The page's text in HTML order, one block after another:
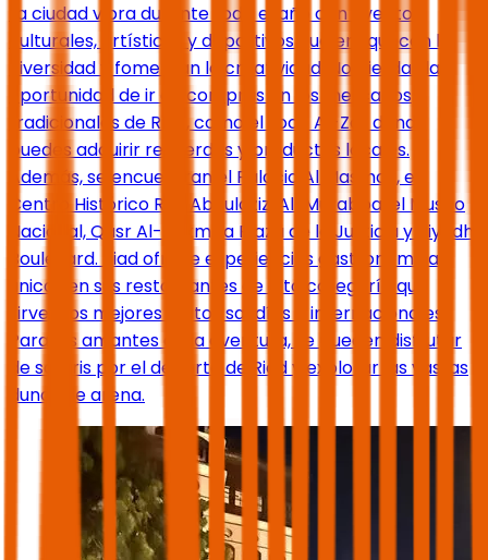
La ciudad vibra durante todo el año con eventos
culturales, artísticos y deportivos que enriquecen la
diversidad y fomentan la creatividad. No pierdas la
oportunidad de ir de compras en los mercados
tradicionales de Riad, como el zoco Al-Zal, donde
puedes adquirir recuerdos y productos locales.
Además, se encuentran el Palacio Al Masmak, el
Centro Histórico Rey Abdulaziz, Al-Murabba, el Museo
Nacional, Qasr Al-Hukm, la Plaza de la Justicia y Riyadh
Boulevard. Riad ofrece experiencias gastronómicas
únicas en sus restaurantes de alta categoría que
sirven los mejores platos saudíes e internacionales.
Para los amantes de la aventura, se pueden disfrutar
de safaris por el desierto de Riad y explorar las vastas
dunas de arena.